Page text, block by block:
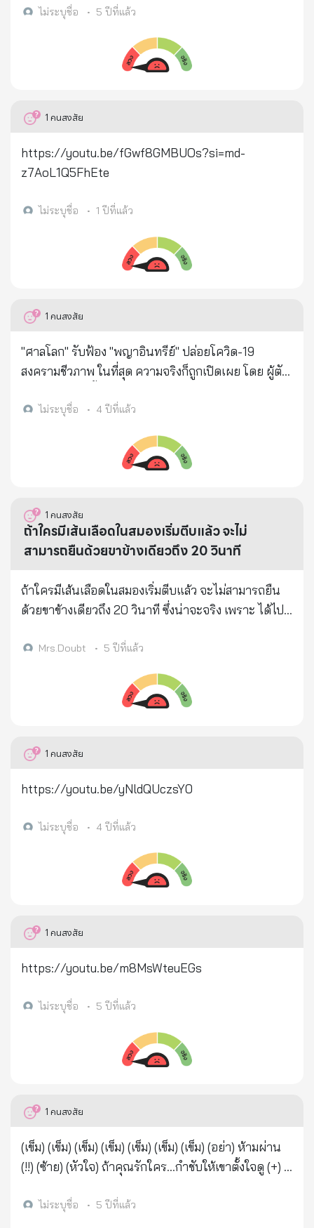
ลูกอ่อน...ขณะที่ถูกยิง.เธอกำลังให้นม ลูก... > ลูกตัว
เป็นลิงตัวอื่น... จะหล่นตุ๊บ...ลงจากต้นไม้..... > แม่ลิงตัว
นี้...ยังหล่นไม่ได้...ยังตายไม่ได้.. > เพราะเธอยังมีภารกิจ
อันตราย... > เธอกัดฟัน...โหนกิ่งไม้ไว้.แม้จะเจ็บปวดแทบ
ขาดใจ... > มองดูเลือดที่ไหลหยดเป็นทาง ด้วยความ
ตกใจ... > พยายามรวบรวมพละกำลังที่ยังพอมี! เหลือ
ทั้งหมด... > ตะโกนสุดเสียง...ร้องเรียก.ฝูงลิงเข้ามาใกล้ ๆ..
ลูกให้จ่าฝูงแล้ว...มองดูลูก...ถูกพาไป จนลับสายตาแล้ว..
มา.....ตาย.. คุณพงษ์เทพ...ก้มมองหน้าลิง..แล้วร้องไห้... >
เพราะที่เบ้าตาลิง...มีหยดน้ำตาใส ๆ. กำลังไหลริน... >
ยิ่งใหญ่..ของแม่ลิง...ที่มีต่อลูกน้อย ...... > เป็นแรงบันดาล
ใจ. ให้พงษ์เทพ...แต่งเพลงขึ้นมาเพลงหนึ่ง... > ชื่อว่า...
“ลิงทะโมน” > เพื่อยกย่อง...เชิดชู...คุณค่าของความรัก...ที่
เป็นมะเร็งขั้นรุนแรงที่ตับ ไปผ่าตัดที่ รพ.กรุงเทพ มี
ทรัพย์สินขายเกือบหมด ตอนนี้เหลือบ้านเพียงแห่งเดียวที่
ปากช่องพออยู่อาศัย โรคร้ายปะทุยังไม่หายนอนรอ
วันดับก็น่าสงสาร เพื่อน ๆ วงคาราบาวก็ไปเยี่ยมพร้อม
ไม่ระบุชื่อ • 5 ปีที่แล้ว
1 คนสงสัย
https://youtu.be/fGwf8GMBUOs?si=md-
z7AoL1Q5FhEte
ไม่ระบุชื่อ • 1 ปีที่แล้ว
1 คนสงสัย
"ศาลโลก" รับฟ้อง "พญาอินทรีย์" ปล่อยโควิด-19
สงครามชีวภาพ ในที่สุด ความจริงก็ถูกเปิดเผย โดย ผู้ตัด
************** โควิด-19 มาจากฝีมือมนุษย์ สั่งทำโดย
คาโรไลน่าเหนือ ของสหรัฐอเมริกา!!! นาย Greg Roubini
ผู้เชี่ยวชาญด้านข่าวกรองชื่อดังของสหรัฐอเมริกาให้
ลับนี้ นาย Greg เผยว่า ไวรัสโควิด-19 ได้รับการ
ออกแบบทางพันธุกรรมเพื่อใช้เป็นอาวุธชีวภาพ หรือ
สงครามเชื้อโรค:- - มีแหล่งที่มาจากห้องแลป BSL-3 ใน
บาร์ริก - พร้อมกันนั้น เขาระบุว่า ไวรัสถูก “รัฐบาลมืด”
จากรัฐคาโรไลน่าเหนือ ทดลองในทหารส่งไปแพร่ระบาด
อิตาลี และอเมริกาทั้งประเทศ ##..ก่อนหน้านี้ในวันที่ 15
ผลิตจากอเมริกา? ทำไมไม่อธิบายให้ชัดเจนว่าตัวไวรัส
Luc Montanier ผู้ได้รับรางวัลโนเบลเนื่องจากเป็นผู้ค้น
พบไวรัสเอชไอวี (HIV) ได้เปิดเผยกับนักข่าวชาวฝรั่งเศส
เมื่อไม่กี่วันที่ผ่านมาว่า - โควิด-19 ไม่ใช่มาจากธรรมชาติ
วิทยาศาสตร์ชีวโมเลกุล ***ศาสตราจารย์ Luc
เชี่ยวชาญได้นำเชื้อไวรัสที่มาจาก ค้างคาวเข้าไปเพิ่ม
ความเข้มข้นของเชื้อเอชไอวีเข้าไปด้วย - นี่คือ การวางยา
โลก! ***นั่นคือการแพร่ระบาดของไวรัสโควิด-19 สุดโหด
ข่าวเกี่ยวกับ “เชื้อโควิด-19 เป็นอาวุธชีวภาพที่มาจากการ
ตัดต่อพันธุกรรมโดยฝีมือมนุษย์” มีมาโดยตลอด ***นัก
ไวรัสโดยนักวิทยาศาสตร์อินเดียค้นพบว่า เชื้อไวรัสโคโร
เห็นว่าไวรัสตัวนี้มาจากการตัดต่อทางพันธุกรรม
***กลางเดือนมีนาคม นักวิทยาศาสตร์ได้วิเคราะห์พบว่า
พร้อมๆกับการศึกษาลึกซึ้งลงไปว่า ประเทศต่างๆในโลก
ไม่น้อยได้เบนสายตาแห่งความสงสัยไปที่อเมริกา
ประเทศต่างๆ ทั้งญี่ปุ่น อิตาลี ออสเตรเลีย ล้วนมีผู้ป่วยที
ยืนยันว่ามีแหล่งที่มาจากอเมริกาทั้งสิ้น *** ในเวลาต่อมา
ROBERT REDFIELD ผู้อำนวยการศูนย์ควบคุมและ
ป้องกันโรคแห่งสหรัฐอเมริกายอมรับว่า ผู้ป่วยตายจากไข้
ไม่ระบุชื่อ • 4 ปีที่แล้ว
1 คนสงสัย
ถ้าใครมีเส้นเลือดในสมองเริ่มตีบแล้ว จะไม่
สามารถยืนด้วยขาข้างเดียวถึง 20 วินาที
ถ้าใครมีเส้นเลือดในสมองเริ่มตีบแล้ว จะไม่สามารถยืน
ด้วยขาข้างเดียวถึง 20 วินาที ซึ่งน่าจะจริง เพราะ ได้ไป
และ ได้มาพบคลิบนี้ ลองยืนขาเดียว ปรากฏว่า ยืนได้
ขอเชิญแต่ละท่านทดสอบว่า เส้นเลือดในสมองของท่าน
ยังปกติ ดีหรือไม่ https://youtu.be/rRSZtkvIXCc
Mrs.Doubt • 5 ปีที่แล้ว
1 คนสงสัย
https://youtu.be/yNldQUczsY0
ไม่ระบุชื่อ • 4 ปีที่แล้ว
1 คนสงสัย
https://youtu.be/m8MsWteuEGs
ไม่ระบุชื่อ • 5 ปีที่แล้ว
1 คนสงสัย
(เข็ม) (เข็ม) (เข็ม) (เข็ม) (เข็ม) (เข็ม) (เข็ม) (อย่า) ห้ามผ่าน
(!!) (ซ้าย) (หัวใจ) ถ้าคุณรักใคร…กำชับให้เขาตั้งใจดู (+) ดู
นี้ให้เข้าใจ (*) โควิด ไม่น่ากลัวอย่างที่คิด (.)(.)แต่สิ่งที่น่า
ไม่ระบุชื่อ • 5 ปีที่แล้ว